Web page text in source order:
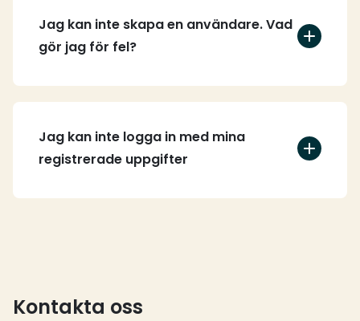
Jag kan inte skapa en användare. Vad
gör jag för fel?
Jag kan inte logga in med mina
registrerade uppgifter
Kontakta oss